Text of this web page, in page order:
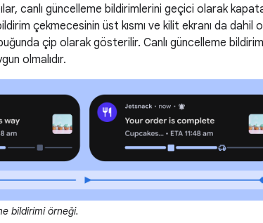
canlı güncelleme bildirimlerini geçici olarak
çekmecesinin üst kısmı ve kilit ekranı da dahil
çip olarak gösterilir. Canlı güncelleme
olmalıdır.
bildirimi örneği.